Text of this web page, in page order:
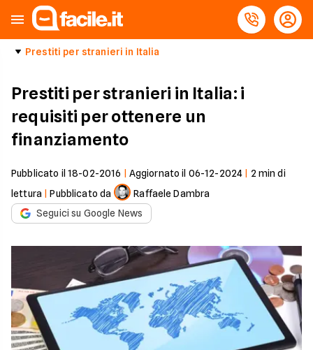
Prestiti per stranieri in Italia
Prestiti per stranieri in Italia: i
requisiti per ottenere un
finanziamento
Pubblicato il 18-02-2016 Aggiornato il 06-12-2024 2 min di
lettura |Pubblicato da
Raffaele Dambra
Seguici su Google News